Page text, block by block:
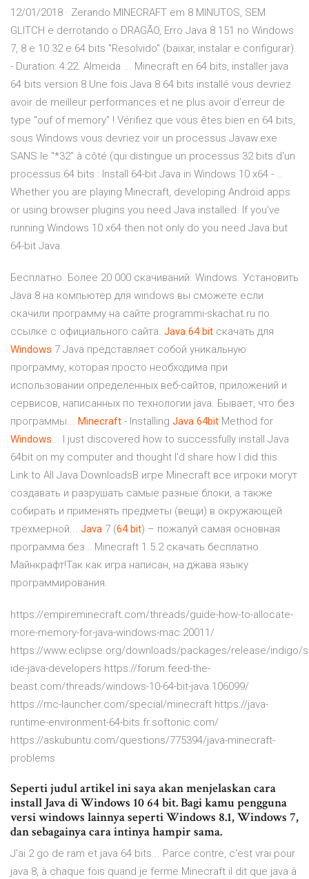
12/01/2018 · Zerando MINECRAFT em 8 MINUTOS, SEM
GLITCH e derrotando o DRAGÃO, Erro Java 8 151 no Windows
7, 8 e 10 32 e 64 bits "Resolvido" (baixar, instalar e configurar).
- Duration: 4:22. Almeida ... Minecraft en 64 bits, installer java
64 bits version 8 Une fois Java 8 64 bits installé vous devriez
avoir de meilleur performances et ne plus avoir d'erreur de
type "ouf of memory" ! Vérifiez que vous êtes bien en 64 bits,
sous Windows vous devriez voir un processus Javaw.exe
SANS le "*32" à côté (qui distingue un processus 32 bits d'un
processus 64 bits : Install 64-bit Java in Windows 10 x64 - …
Whether you are playing Minecraft, developing Android apps
or using browser plugins you need Java installed. If you’ve
running Windows 10 x64 then not only do you need Java but
64-bit Java.
Бесплатно. Более 20 000 скачиваний. Windows. Установить
Java 8 на компьютер для windows вы сможете если
скачили программу на сайте programmi-skachat.ru по
ссылке с официального сайта. Java 64 bit скачать для
Windows 7 Java представляет собой уникальную
программу, которая просто необходима при
использовании определенных веб-сайтов, приложений и
сервисов, написанных по технологии java. Бывает, что без
программы... Minecraft - Installing Java 64bit Method for
Windows... I just discovered how to successfully install Java
64bit on my computer and thought I'd share how I did this.
Link to All Java DownloadsВ игре Minecraft все игроки могут
создавать и разрушать самые разные блоки, а также
собирать и применять предметы (вещи) в окружающей
трёхмерной... Java 7 (64 bit) – пожалуй самая основная
программа без… Minecraft 1.5.2 скачать бесплатно
Майнкрафт!Так как игра написан, на джава языку
программирования.
https://empireminecraft.com/threads/guide-how-to-allocate-
more-memory-for-java-windows-mac.20011/
https://www.eclipse.org/downloads/packages/release/indigo/
ide-java-developers https://forum.feed-the-
beast.com/threads/windows-10-64-bit-java.106099/
https://mc-launcher.com/special/minecraft https://java-
runtime-environment-64-bits.fr.softonic.com/
https://askubuntu.com/questions/775394/java-minecraft-
problems
Seperti judul artikel ini saya akan menjelaskan cara
install Java di Windows 10 64 bit. Bagi kamu pengguna
versi windows lainnya seperti Windows 8.1, Windows 7,
dan sebagainya cara intinya hampir sama.
J'ai 2 go de ram et java 64 bits... Parce contre, c'est vrai pour
java 8, à chaque fois quand je ferme Minecraft il dit que java à